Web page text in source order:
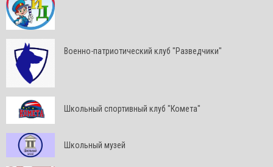
Военно-патриотический клуб "Разведчики"
Школьный спортивный клуб "Комета"
Школьный музей